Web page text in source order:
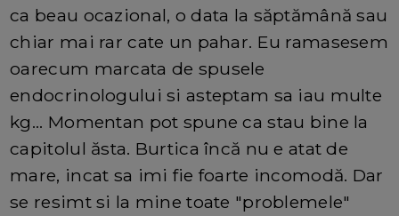
ca beau ocazional, o data la săptămână sau
chiar mai rar cate un pahar. Eu ramasesem
oarecum marcata de spusele
endocrinologului si asteptam sa iau multe
kg... Momentan pot spune ca stau bine la
capitolul ăsta. Burtica încă nu e atat de
mare, incat sa imi fie foarte incomodă. Dar
se resimt si la mine toate "problemele"